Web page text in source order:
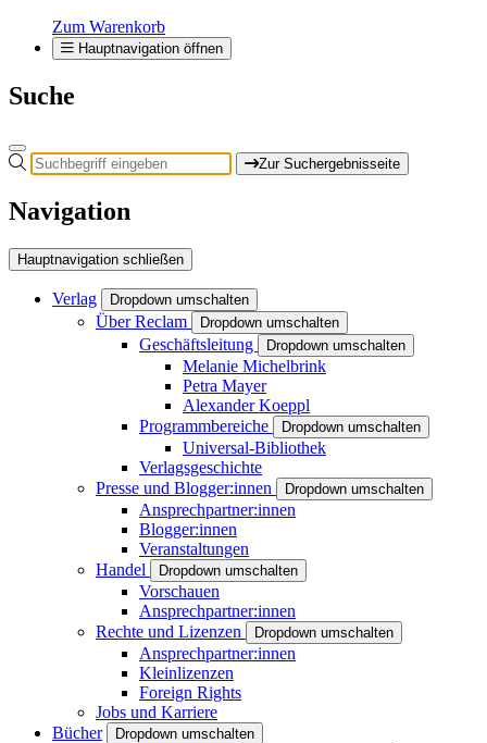
Zum Warenkorb
Hauptnavigation öffnen
Suche
Zur Suchergebnisseite
Navigation
Hauptnavigation schließen
Verlag Dropdown umschalten
Über Reclam Dropdown umschalten
Geschäftsleitung Dropdown umschalten
Melanie Michelbrink
Petra Mayer
Alexander Koeppl
Programmbereiche
Dropdown umschalten
Universal-Bibliothek
Verlagsgeschichte
Presse und Blogger:innen
Dropdown umschalten
Ansprechpartner:innen
Blogger:innen
Veranstaltungen
Handel
Dropdown umschalten
Vorschauen
Ansprechpartner:innen
Rechte und Lizenzen
Dropdown umschalten
Ansprechpartner:innen
Kleinlizenzen
Foreign Rights
Jobs und Karriere
Bücher
Dropdown umschalten